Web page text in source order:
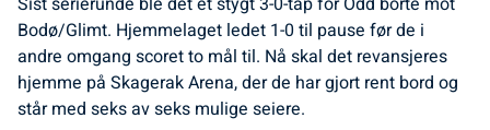
Bodø/Glimt. Hjemmelaget ledet 1-0 til pause før de i
andre omgang scoret to mål til. Nå skal det revansjeres
hjemme på Skagerak Arena, der de har gjort rent bord og
står med seks av seks mulige seiere.